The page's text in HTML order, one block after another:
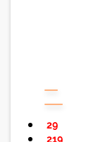
29
219